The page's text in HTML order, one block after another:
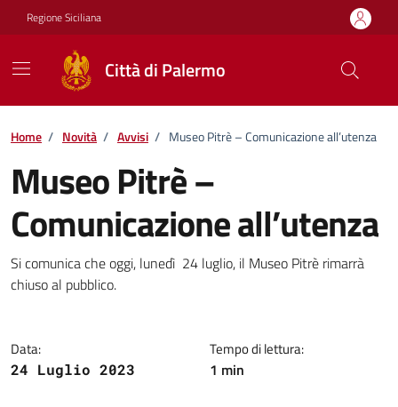
Vai ai contenuti
Vai al footer
Regione Siciliana
Città di Palermo
Home / Novità / Avvisi / Museo Pitrè – Comunicazione all’utenza
Museo Pitrè –
Comunicazione all’utenza
Dettagli della notizia
Si comunica che oggi, lunedì 24 luglio, il Museo Pitrè rimarrà
chiuso al pubblico.
Data:
24 Luglio 2023
Tempo di lettura:
1 min